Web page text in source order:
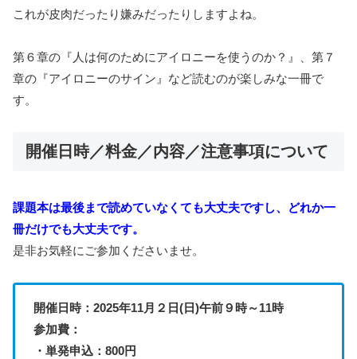
これが皮肉だったり嫌みだったりしますよね。
第６章の『人は何のためにアイロニーを使うのか？』、第７
章の『アイロニーのサイン』など読むのが楽しみな一冊で
す。
開催日時／料金／内容／注意事項について
課題本は最後まで読めていなくても大丈夫ですし、どれか一
冊だけでも大丈夫です。
是非お気軽にご参加くださいませ。
開催日時：2025年11月２日(日)午前９時～11時
参加費：
・単発申込：800円